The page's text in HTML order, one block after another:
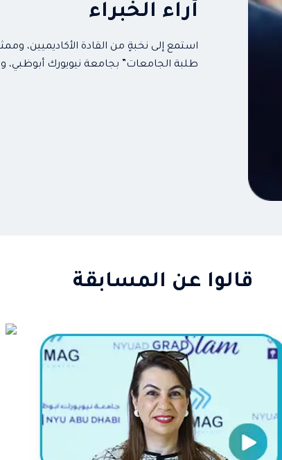
أراء الخبراء
استمع إلى نخبةٍ من القادة الأكاديميين،
طلبة الجامعات” بجامعة نيويورك أبوظبي،
قالوا عن المسابقة